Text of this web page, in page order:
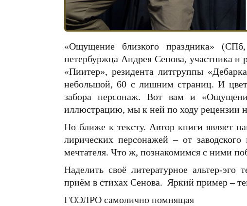
«Ощущение близкого праздника»
петербуржца Андрея Сенова, участника и
«Пиитер», резидента литгруппы
небольшой, 60 с лишним страниц. И
забора персонаж. Вот вам и
иллюстрацию, мы к ней по ходу рецензии
Но ближе к тексту. Автор книги являет
лирических персонажей – от
мечтателя. Что ж, познакомимся с ними
Наделить своё литературное альтер-
приём в стихах Сенова. Яркий пример –
ГОЭЛРО самолично помнящая